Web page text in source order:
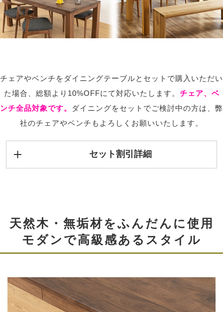
チェアやベンチをダイニングテーブルとセットで購入いただい
た場合、総額より10%OFFにて対応いたします。 チェア、ベ
ンチ全品対象です。
ダイニングをセットでご検討中の方は、弊
社のチェアやベンチもよろしくお願いいたします。
セット割引詳細
【自社製品シリーズ限定】
引 10%OFF
天然木・無垢材をふんだんに使用
モダンで高級感あるスタイル